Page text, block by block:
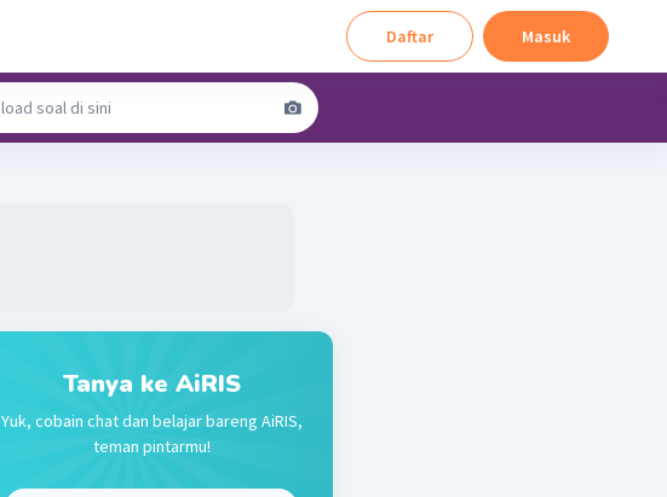
Daftar Masuk
Tanya ke AiRIS
Yuk, cobain chat dan belajar bareng AiRIS,
teman pintarmu!